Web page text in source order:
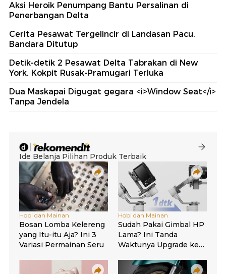
Aksi Heroik Penumpang Bantu Persalinan di
Penerbangan Delta
Cerita Pesawat Tergelincir di Landasan Pacu,
Bandara Ditutup
Detik-detik 2 Pesawat Delta Tabrakan di New
York, Kokpit Rusak-Pramugari Terluka
Dua Maskapai Digugat gegara <i>Window Seat</i>
Tanpa Jendela